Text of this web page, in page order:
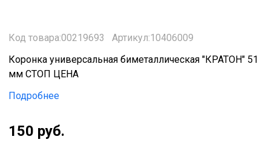
Код товара:00219693
Артикул:10406009
Коронка универсальная биметаллическая "КРАТОН" 51
мм СТОП ЦЕНА
Подробнее
150 руб.